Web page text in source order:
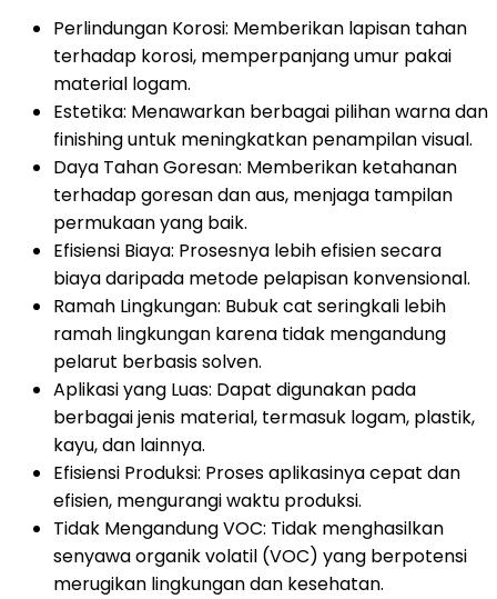
Perlindungan Korosi: Memberikan lapisan tahan
terhadap korosi, memperpanjang umur pakai
material logam.
Estetika: Menawarkan berbagai pilihan warna dan
finishing untuk meningkatkan penampilan visual.
Daya Tahan Goresan: Memberikan ketahanan
terhadap goresan dan aus, menjaga tampilan
permukaan yang baik.
Efisiensi Biaya: Prosesnya lebih efisien secara
biaya daripada metode pelapisan konvensional.
Ramah Lingkungan: Bubuk cat seringkali lebih
ramah lingkungan karena tidak mengandung
pelarut berbasis solven.
Aplikasi yang Luas: Dapat digunakan pada
berbagai jenis material, termasuk logam, plastik,
kayu, dan lainnya.
Efisiensi Produksi: Proses aplikasinya cepat dan
efisien, mengurangi waktu produksi.
Tidak Mengandung VOC: Tidak menghasilkan
senyawa organik volatil (VOC) yang berpotensi
merugikan lingkungan dan kesehatan.